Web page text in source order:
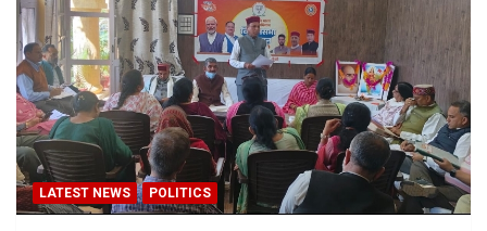
LATEST NEWS POLITICS